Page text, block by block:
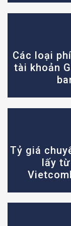
Các loại
tài khoản
Tỷ giá
lấy